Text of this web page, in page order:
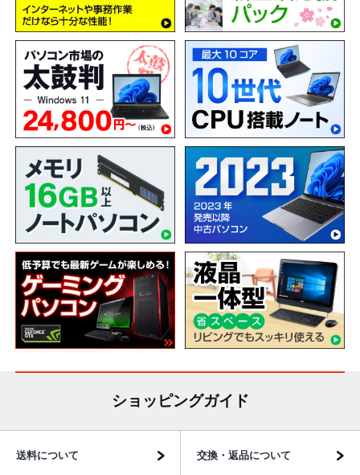
ショッピングガイド
送料について 交換・返品について